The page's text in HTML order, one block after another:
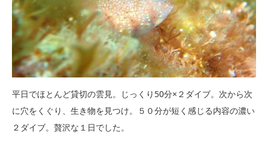
平日でほとんど貸切の雲見。じっくり50分×２ダイブ。次から次
に穴をくぐり、生き物を見つけ。５０分が短く感じる内容の濃い
２ダイブ。贅沢な１日でした。